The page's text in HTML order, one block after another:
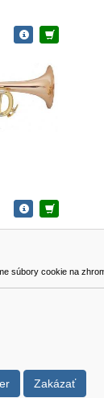
súbory cookie na
Zakázať